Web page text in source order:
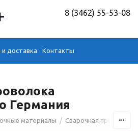
8 (3462) 55-53-08
доставка Контакты
Германия
материалы / Сварочная проволока